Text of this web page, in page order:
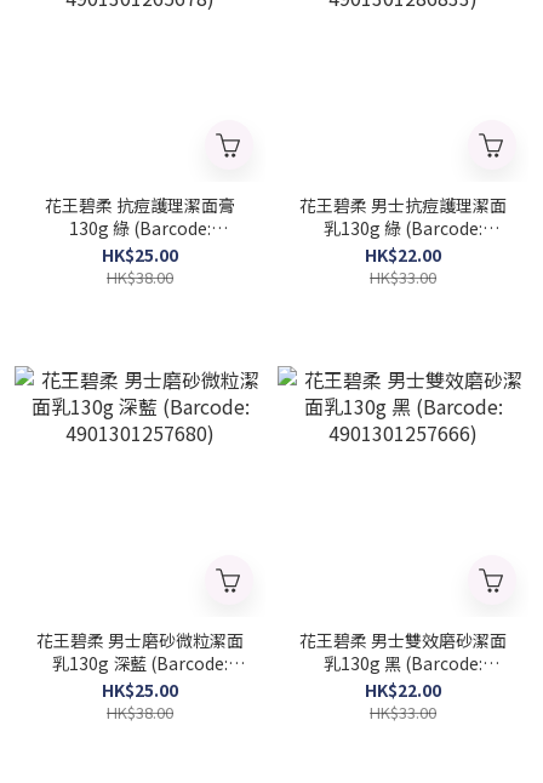
花王碧柔 抗痘護理潔面膏
130g 綠 (Barcode:
4901301265678)
HK$25.00
HK$38.00
花王碧柔 男士抗痘護理潔面
乳130g 綠 (Barcode:
4901301286833)
HK$22.00
HK$33.00
花王碧柔 男士磨砂微粒潔面
乳130g 深藍 (Barcode:
4901301257680)
HK$25.00
HK$38.00
花王碧柔 男士雙效磨砂潔面
乳130g 黑 (Barcode:
4901301257666)
HK$22.00
HK$33.00